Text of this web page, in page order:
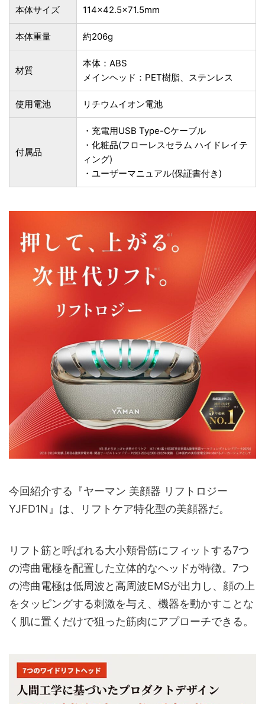
本体サイズ 114×42.5×71.5mm
本体重量 約206g
材質
本体：ABS
メインヘッド：PET樹脂、ステンレス
使用電池 リチウムイオン電池
付属品
・充電用USB Type-Cケーブル
・化粧品(フローレスセラム ハイドレイテ
ィング)
・ユーザーマニュアル(保証書付き)
今回紹介する『ヤーマン 美顔器 リフトロジー
YJFD1N』は、リフトケア特化型の美顔器だ。
リフト筋と呼ばれる大小頬骨筋にフィットする7つ
の湾曲電極を配置した立体的なヘッドが特徴。7つ
の湾曲電極は低周波と高周波EMSが出力し、顔の上
をタッピングする刺激を与え、機器を動かすことな
く肌に置くだけで狙った筋肉にアプローチできる。